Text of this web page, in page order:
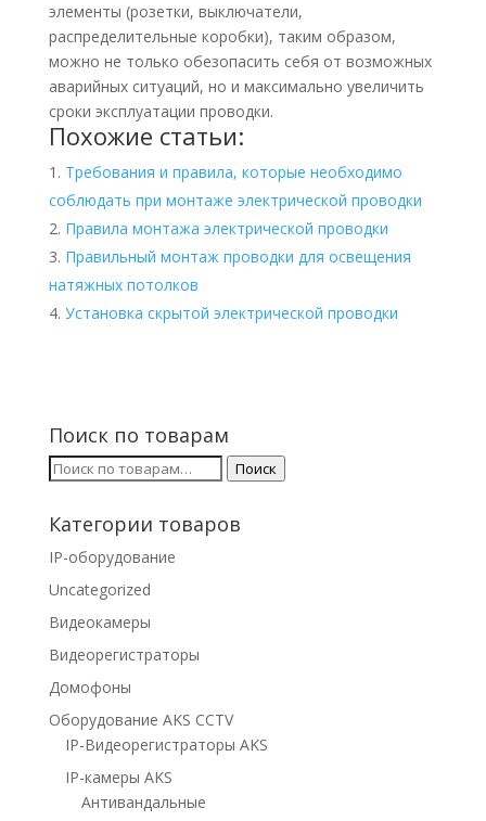
элементы (розетки, выключатели,
распределительные коробки), таким образом,
можно не только обезопасить себя от возможных
аварийных ситуаций, но и максимально увеличить
сроки эксплуатации проводки.
Похожие статьи:
Требования и правила, которые необходимо
соблюдать при монтаже электрической проводки
Правила монтажа электрической проводки
Правильный монтаж проводки для освещения
натяжных потолков
Установка скрытой электрической проводки
Поиск по товарам
Искать: Поиск
Категории товаров
IP-оборудование
Uncategorized
Видеокамеры
Видеорегистраторы
Домофоны
Оборудование AKS CCTV
IP-Видеорегистраторы AKS
IP-камеры AKS
Антивандальные